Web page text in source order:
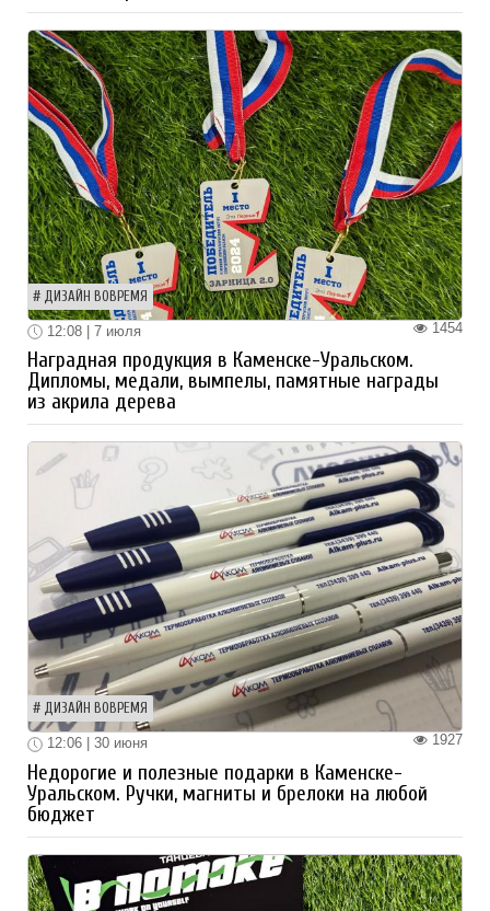
ДИЗАЙН ВОВРЕМЯ
1454
12:08 | 7 июля
Наградная продукция в Каменске-Уральском.
Дипломы, медали, вымпелы, памятные награды
из акрила дерева
ДИЗАЙН ВОВРЕМЯ
1927
12:06 | 30 июня
Недорогие и полезные подарки в Каменске-
Уральском. Ручки, магниты и брелоки на любой
бюджет